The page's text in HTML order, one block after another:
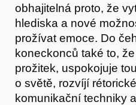
obhajitelná proto, že
hlediska a nové
prožívat emoce. Do
koneckonců také to,
prožitek, uspokojuje
o světě, rozvíjí
komunikační techniky